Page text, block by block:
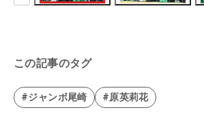
この記事のタグ
#ジャンボ尾崎 #原英莉花